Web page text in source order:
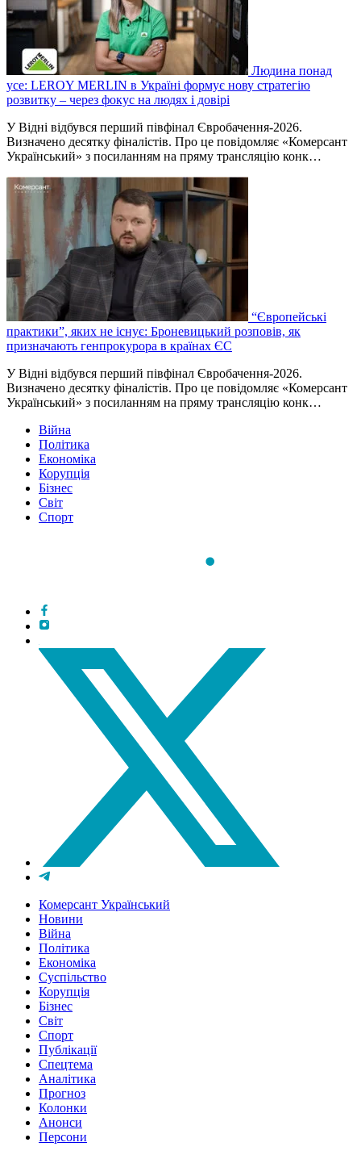
Людина понад
усе: LEROY MERLIN в Україні формує нову стратегію
розвитку – через фокус на людях і довірі
У Відні відбувся перший півфінал Євробачення-2026.
Визначено десятку фіналістів. Про це повідомляє «Комерсант
Український» з посиланням на пряму трансляцію конк…
“Європейські
практики”, яких не існує: Броневицький розповів, як
призначають генпрокурора в країнах ЄС
У Відні відбувся перший півфінал Євробачення-2026.
Визначено десятку фіналістів. Про це повідомляє «Комерсант
Український» з посиланням на пряму трансляцію конк…
Війна
Політика
Економіка
Корупція
Бізнес
Світ
Спорт
Комерсант Український
Новини
Війна
Політика
Економіка
Суспільство
Корупція
Бізнес
Світ
Спорт
Публікації
Спецтема
Аналітика
Прогноз
Колонки
Анонси
Персони